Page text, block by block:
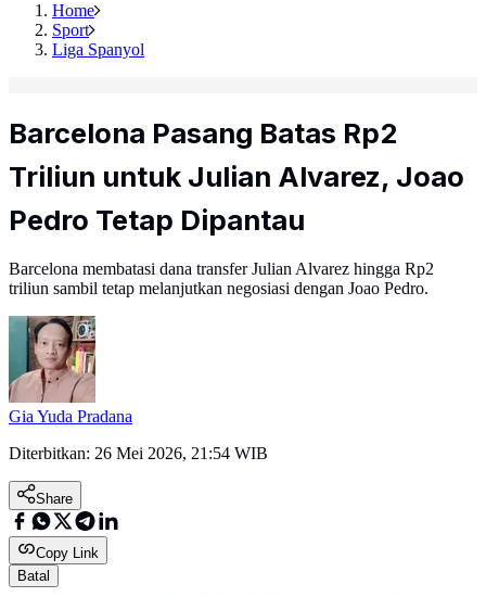
Home
Sport
Liga Spanyol
Barcelona Pasang Batas Rp2
Triliun untuk Julian Alvarez, Joao
Pedro Tetap Dipantau
Barcelona membatasi dana transfer Julian Alvarez hingga Rp2
triliun sambil tetap melanjutkan negosiasi dengan Joao Pedro.
Gia Yuda Pradana
Diterbitkan: 26 Mei 2026, 21:54 WIB
Share
Copy Link
Batal